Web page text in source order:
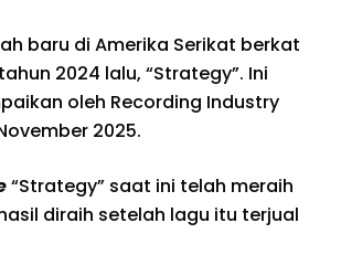
baru di Amerika Serikat berkat
2024 lalu, “Strategy”. Ini
oleh Recording Industry
2025.
“Strategy” saat ini telah meraih
diraih setelah lagu itu terjual